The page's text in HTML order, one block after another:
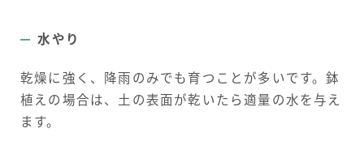
水やり
乾燥に強く、降雨のみでも育つことが多いです。鉢
植えの場合は、土の表面が乾いたら適量の水を与え
ます。